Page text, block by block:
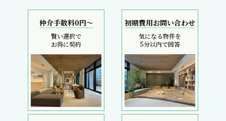
仲介手数料0円～
賢い選択で
お得に契約
初期費用お問い合わせ
気になる物件を
5分以内で回答